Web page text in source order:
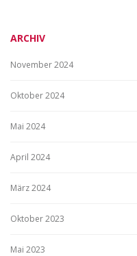
ARCHIV
November 2024
Oktober 2024
Mai 2024
April 2024
März 2024
Oktober 2023
Mai 2023